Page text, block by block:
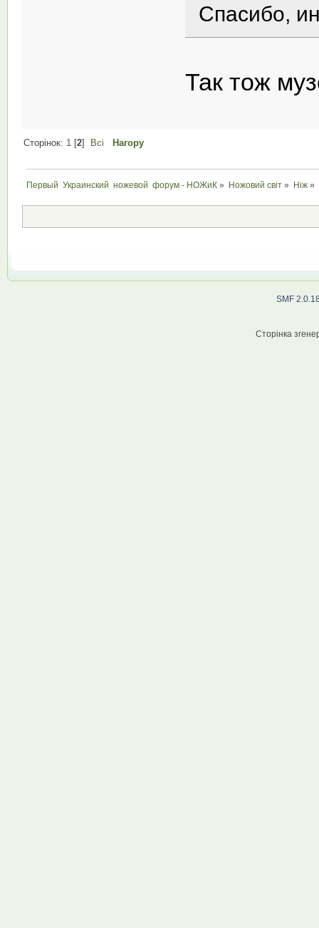
Спасибо,
Так тож
Сторінок: 1 [2] Всі Нагору
Первый  Украинский  ножевой  форум - НОЖиК » Ножовий світ » Ніж »
SMF
Сторінка